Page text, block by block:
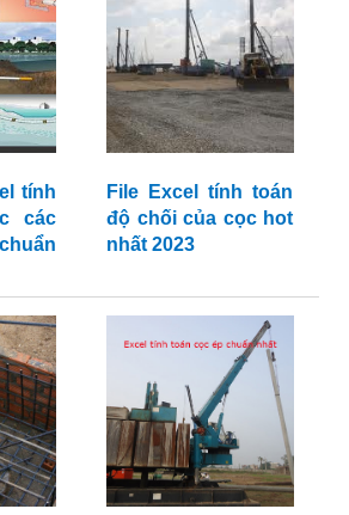
tính
các
File Excel tính toán
độ chối của cọc hot
nhất 2023